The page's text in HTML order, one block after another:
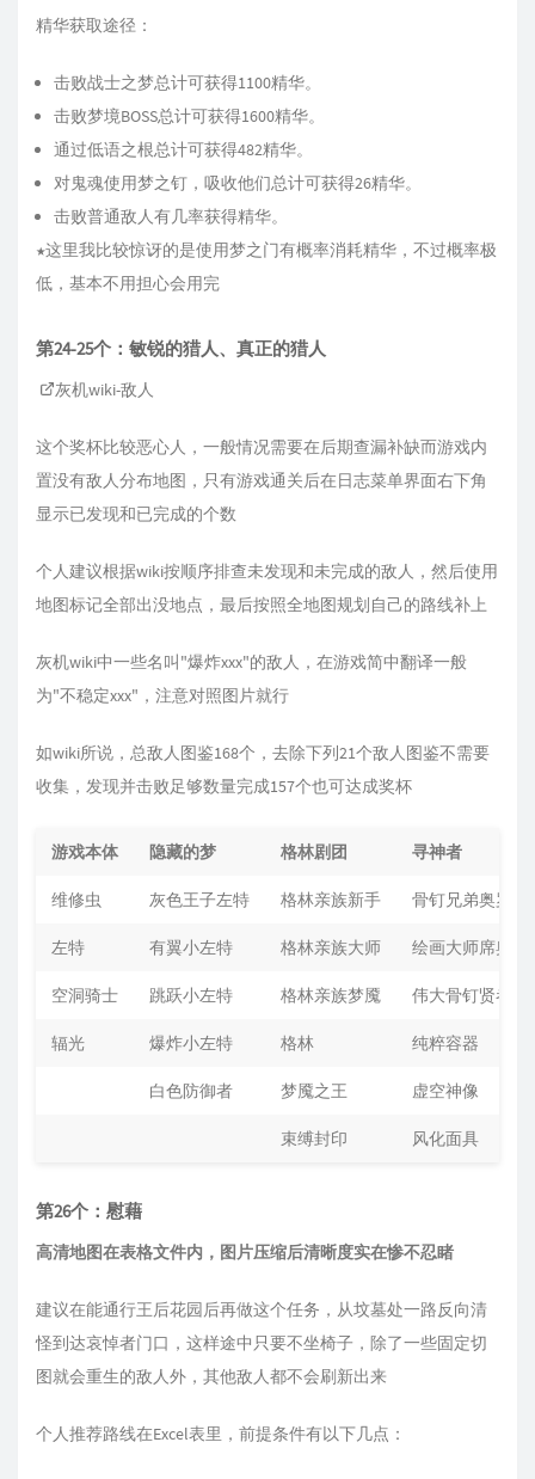
精华获取途径：
击败战士之梦总计可获得1100精华。
击败梦境BOSS总计可获得1600精华。
通过低语之根总计可获得482精华。
对鬼魂使用梦之钉，吸收他们总计可获得26精华。
击败普通敌人有几率获得精华。
★这里我比较惊讶的是使用梦之门有概率消耗精华，不过概率极
低，基本不用担心会用完
第24-25个：敏锐的猎人、真正的猎人
灰机wiki-敌人
这个奖杯比较恶心人，一般情况需要在后期查漏补缺而游戏内
置没有敌人分布地图，只有游戏通关后在日志菜单界面右下角
显示已发现和已完成的个数
个人建议根据wiki按顺序排查未发现和未完成的敌人，然后使用
地图标记全部出没地点，最后按照全地图规划自己的路线补上
灰机wiki中一些名叫"爆炸xxx"的敌人，在游戏简中翻译一般
为"不稳定xxx"，注意对照图片就行
如wiki所说，总敌人图鉴168个，去除下列21个敌人图鉴不需要
收集，发现并击败足够数量完成157个也可达成奖杯
游戏本体 隐藏的梦 格林剧团 寻神者
维修虫 灰色王子左特 格林亲族新手 骨钉兄弟奥罗与
左特 有翼小左特 格林亲族大师 绘画大师席奥
空洞骑士 跳跃小左特 格林亲族梦魇 伟大骨钉贤者斯
辐光 爆炸小左特 格林 纯粹容器
白色防御者 梦魇之王 虚空神像
束缚封印 风化面具
第26个：慰藉
高清地图在表格文件内，图片压缩后清晰度实在惨不忍睹
建议在能通行王后花园后再做这个任务，从坟墓处一路反向清
怪到达哀悼者门口，这样途中只要不坐椅子，除了一些固定切
图就会重生的敌人外，其他敌人都不会刷新出来
个人推荐路线在Excel表里，前提条件有以下几点：